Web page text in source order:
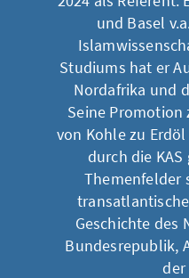
und Basel
Studiums hat er
Nordafrika und
Seine Promotion
von Kohle zu
durch die
Themenfelder
Geschichte des
Bundesrepublik,
der